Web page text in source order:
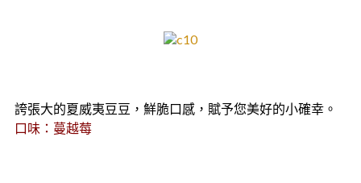
誇張大的夏威夷豆豆，鮮脆口感，賦予您美好的小確幸。
口味：蔓越莓